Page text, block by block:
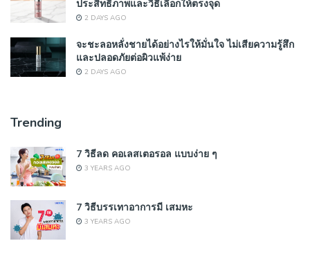
ประสิทธิภาพและวิธีเลือกให้ตรงจุด
2 DAYS AGO
จะชะลอหลั่งชายได้อย่างไรให้มั่นใจ ไม่เสียความรู้สึก
และปลอดภัยต่อผิวแพ้ง่าย
2 DAYS AGO
Trending
7 วิธีลด คอเลสเตอรอล แบบง่าย ๆ
3 YEARS AGO
7 วิธีบรรเทาอาการมี เสมหะ
3 YEARS AGO